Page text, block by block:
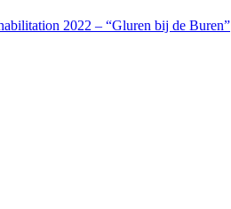
2022 – “Gluren bij de Buren”